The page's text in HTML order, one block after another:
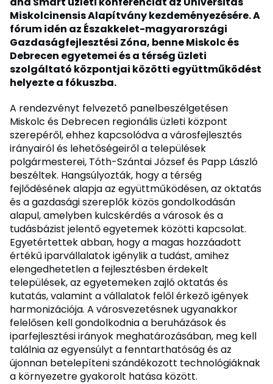
Miskolcinensis Alapítvány kezdeményezésére. A
fórum idén az Északkelet-magyarországi
Gazdaságfejlesztési Zóna, benne Miskolc és
Debrecen egyetemei és a térség üzleti
szolgáltató központjai közötti együttműködést
helyezte a fókuszba.
A rendezvényt felvezető panelbeszélgetésen
Miskolc és Debrecen regionális üzleti központ
szerepéről, ehhez kapcsolódva a városfejlesztés
irányairól és lehetőségeiről a települések
polgármesterei, Tóth-Szántai József és Papp László
beszéltek. Hangsúlyozták, hogy a térség
fejlődésének alapja az együttműködésen, az oktatás
és a gazdasági szereplők közös gondolkodásán
alapul, amelyben kulcskérdés a városok és a
tudásbázist jelentő egyetemek közötti kapcsolat.
Egyetértettek abban, hogy a magas hozzáadott
értékű iparvállalatok igénylik a tudást, amihez
elengedhetetlen a fejlesztésben érdekelt
települések, az egyetemeken zajló oktatás és
kutatás, valamint a vállalatok felől érkező igények
harmonizációja. A városvezetésnek ugyanakkor
felelősen kell gondolkodnia a beruházások és
iparfejlesztési irányok meghatározásában, meg kell
találnia az egyensúlyt a fenntarthatóság és az
újonnan betelepíteni szándékozott technológiáknak
a környezetre gyakorolt hatása között.